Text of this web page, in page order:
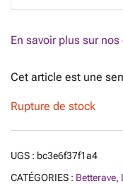
En savoir plus sur
Cet article est une
Rupture de stock
UGS : bc3e6f37f1a4
CATÉGORIES : Betterave,